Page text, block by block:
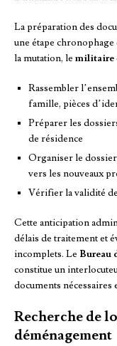
La préparation des
une étape
la mutation, le militaire
Rassembler
famille, pièces
Préparer les
de résidence
Organiser le
vers les nouveaux
Vérifier la validité
Cette anticipation
délais de traitement et
incomplets. Le Bureau
constitue un
documents nécessaires
Recherche de
déménagement